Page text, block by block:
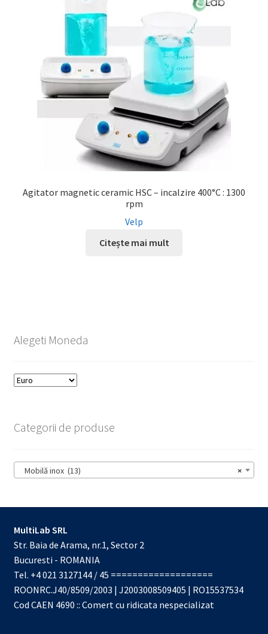
Agitator magnetic ceramic HSC – incalzire 400°C : 1300
rpm
Velp
Citește mai mult
Alegeti Moneda
Categorii de produse
×
Mobilă inox (13)
MultiLab SRL
Str. Baia de Arama, nr.1, Sector 2
Bucuresti - ROMANIA
Tel. +4 021 3127144 / 45 ===================
ROONRC.J40/8509/2003 | J2003008509405 | RO15537534
Cod CAEN 4690 :: Comert cu ridicata nespecializat